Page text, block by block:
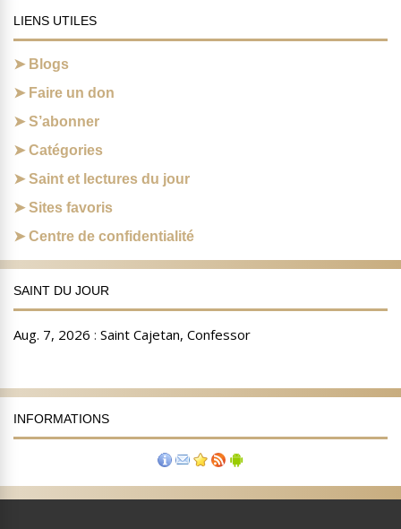
LIENS UTILES
Blogs
Faire un don
S’abonner
Catégories
Saint et lectures du jour
Sites favoris
Centre de confidentialité
SAINT DU JOUR
INFORMATIONS